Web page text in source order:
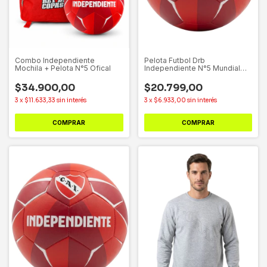
Combo Independiente
Mochila + Pelota N°5 Ofical
$34.900,00
3 x $11.633,33 sin interés
COMPRAR
Pelota Futbol Drb
Independiente N°5 Mundial
$20.799,00
3 x $6.933,00 sin interés
COMPRAR